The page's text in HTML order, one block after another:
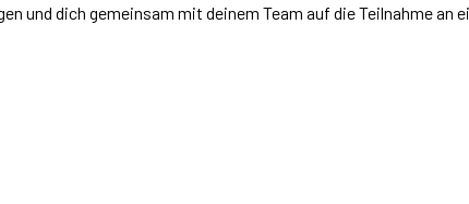
und dich gemeinsam mit deinem Team auf die Teilnahme